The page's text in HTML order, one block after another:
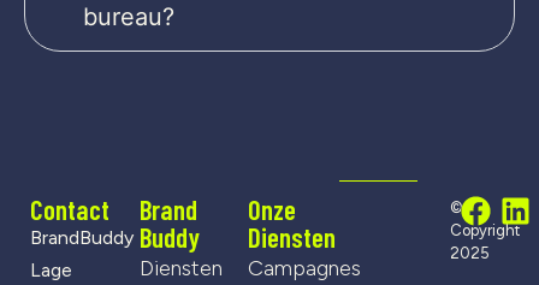
bureau?
Contact
BrandBuddy
Lage
Brand
Buddy
Diensten
Onze
Diensten
Campagnes
©
Copyright
2025